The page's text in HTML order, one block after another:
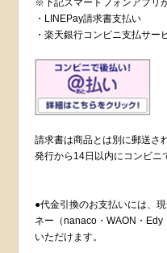
・LINEPay請求書支払い
・楽天銀行コンビニ支払サー
請求書は商品とは別に郵送さ
発行から14日以内にコンビニ
●代金引換のお支払いには、
ネー（nanaco・WAON・Edy
いただけます。